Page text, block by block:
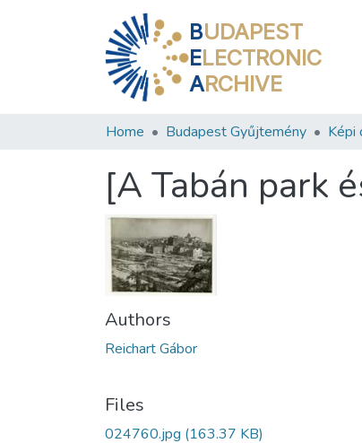
BUDAPEST
ELECTRONIC
ARCHIVE
Home Budapest Gyűjtemény Képi
[A Tabán park
Authors
Reichart Gábor
Files
024760.jpg (163.37 KB)